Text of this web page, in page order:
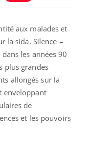
aux malades et
la sida. Silence =
les années 90
plus grandes
allongés sur la
enveloppant
de
et les pouvoirs